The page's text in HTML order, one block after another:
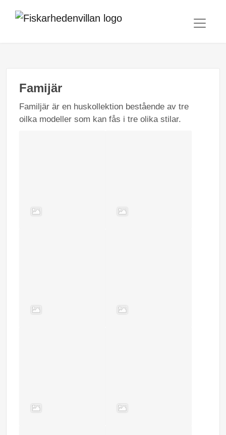
Famijär
Familjär är en huskollektion bestående av tre
oilka modeller som kan fås i tre olika stilar.